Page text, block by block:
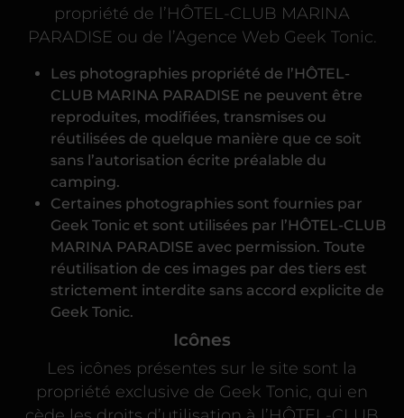
propriété de l’HÔTEL-CLUB MARINA
PARADISE ou de l’Agence Web Geek Tonic.
Les photographies propriété de l’HÔTEL-
CLUB MARINA PARADISE ne peuvent être
reproduites, modifiées, transmises ou
réutilisées de quelque manière que ce soit
sans l’autorisation écrite préalable du
camping.
Certaines photographies sont fournies par
Geek Tonic et sont utilisées par l’HÔTEL-CLUB
MARINA PARADISE avec permission. Toute
réutilisation de ces images par des tiers est
strictement interdite sans accord explicite de
Geek Tonic.
Icônes
Les icônes présentes sur le site sont la
propriété exclusive de Geek Tonic, qui en